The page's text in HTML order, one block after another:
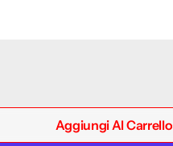
Aggiungi Al Carrello